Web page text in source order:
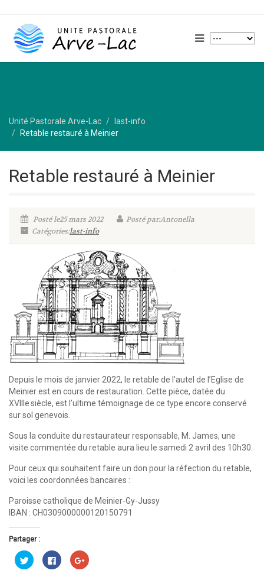
Unité Pastorale Arve-Lac
last-info
Retable restauré à Meinier
Retable restauré à Meinier
Posté le25 mars 2022
Posté par:Antonella
Catégories:last-info
Depuis le mois de janvier 2022, le retable de l’autel de l’Eglise de
Meinier est en cours de restauration. Cette pièce, datée du
XVIIIe siècle, est l’ultime témoignage de ce type encore conservé
sur sol genevois.
Sous la conduite du restaurateur responsable, M. James, une
visite commentée du retable aura lieu le samedi 2 avril des 10h30.
Pour ceux qui souhaitent faire un don pour la réfection du retable,
voici les coordonnées bancaires :
Paroisse catholique de Meinier-Gy-Jussy
IBAN : CH0309000000120150791
Partager :
Cliquez
pour
partager
Cliquez
pour
partager
Cliquez
pour